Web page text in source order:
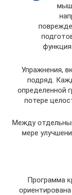
Упражнения,
подряд.
определенной
потере
Между
мере
Программа